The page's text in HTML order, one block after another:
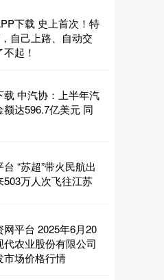
下载 史上首次！特
自己上路、自动交
起！
载 中汽协：上半年汽
达596.7亿美元 同
“苏超”带火民航出
503万人次飞往江苏
平台 2025年6月20
代农业股份有限公司
市场价格行情